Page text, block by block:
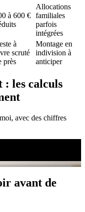
à 600 €
Allocations
familiales
parfois
intégrées
à
scruté
près
Montage en
indivision à
anticiper
: les calculs
avec des chiffres
avant de